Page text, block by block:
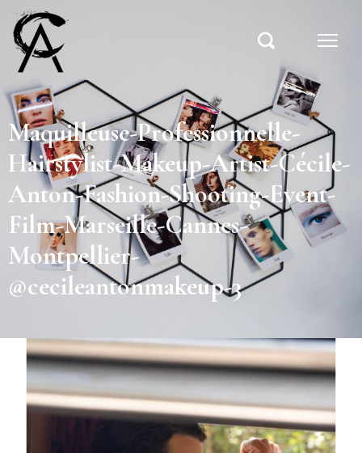
Maquilleuse-Professionnelle-
Hairstylist-Makeup-Artist-Cécile-
Anton-Fashion-Shooting-Event-
Film-Marseille-Cannes-
Montpellier-
@cecileantonmakeup-3